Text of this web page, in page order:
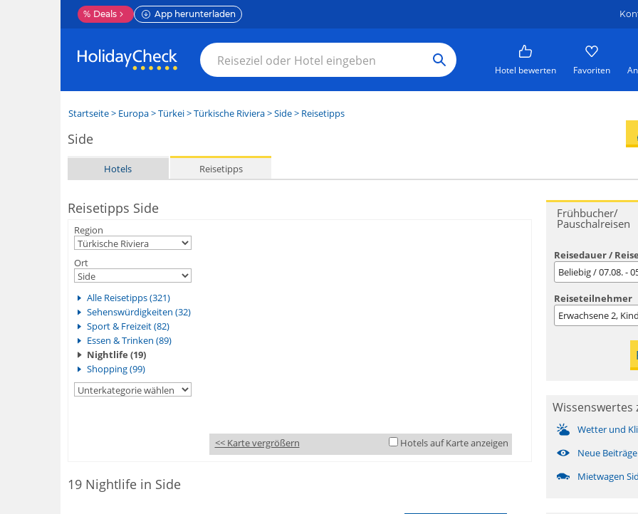
% Deals App herunterladen
Hotel bewerten Favoriten
Startseite> Europa>Türkei>Türkische Riviera>Side> Reisetipps
Side
Hotels Reisetipps
Reisetipps Side
Region
Ort
Alle Reisetipps (321)
Sehenswürdigkeiten (32)
Sport & Freizeit (82)
Essen & Trinken (89)
Nightlife (19)
Shopping (99)
<< Karte vergrößern Hotels auf Karte anzeigen
19 Nightlife in Side
Frühbucher/
Pauschalreisen
Reisedauer /
Beliebig / 07.08. -
Reiseteilnehmer
Erwachsene2,
Wissenswertes
Wetter und
Neue
Mietwagen